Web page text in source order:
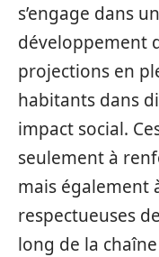
s’engage dans
développement
projections en
habitants dans
impact social.
seulement à
mais également
respectueuses
long de la